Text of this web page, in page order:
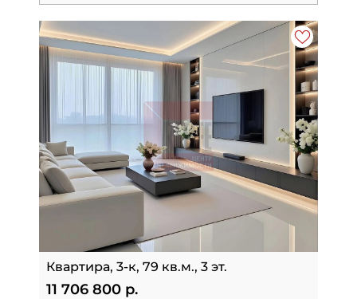
Квартира, 3-к, 79 кв.м., 3 эт.
11 706 800 р.